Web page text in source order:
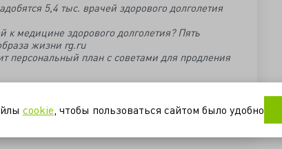
5,4 тыс. врачей здорового долголетия
медицине здорового долголетия? Пять
жизни rg.ru
персональный план с советами для продления
форум центр здоровья
cookie , чтобы пользоваться сайтом было удобно